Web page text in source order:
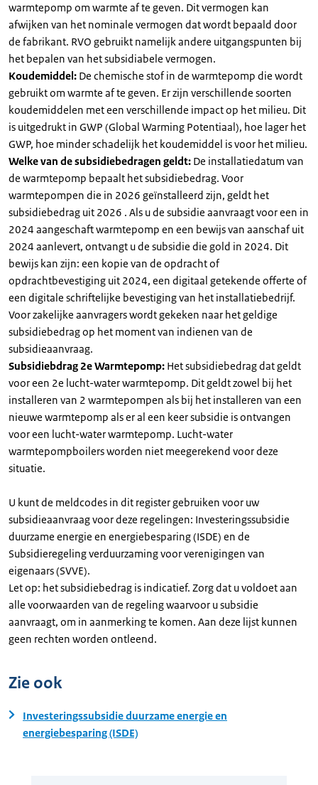
warmtepomp om warmte af te geven. Dit vermogen kan
afwijken van het nominale vermogen dat wordt bepaald door
de fabrikant. RVO gebruikt namelijk andere uitgangspunten bij
het bepalen van het subsidiabele vermogen.
Koudemiddel: De chemische stof in de warmtepomp die wordt
gebruikt om warmte af te geven. Er zijn verschillende soorten
koudemiddelen met een verschillende impact op het milieu. Dit
is uitgedrukt in GWP (Global Warming Potentiaal), hoe lager het
GWP, hoe minder schadelijk het koudemiddel is voor het milieu.
Welke van de subsidiebedragen geldt: De installatiedatum van
de warmtepomp bepaalt het subsidiebedrag. Voor
warmtepompen die in 2026 geïnstalleerd zijn, geldt het
subsidiebedrag uit 2026 . Als u de subsidie aanvraagt voor een in
2024 aangeschaft warmtepomp en een bewijs van aanschaf uit
2024 aanlevert, ontvangt u de subsidie die gold in 2024. Dit
bewijs kan zijn: een kopie van de opdracht of
opdrachtbevestiging uit 2024, een digitaal getekende offerte of
een digitale schriftelijke bevestiging van het installatiebedrijf.
Voor zakelijke aanvragers wordt gekeken naar het geldige
subsidiebedrag op het moment van indienen van de
subsidieaanvraag.
Subsidiebdrag 2e Warmtepomp: Het subsidiebedrag dat geldt
voor een 2e lucht-water warmtepomp. Dit geldt zowel bij het
installeren van 2 warmtepompen als bij het installeren van een
nieuwe warmtepomp als er al een keer subsidie is ontvangen
voor een lucht-water warmtepomp. Lucht-water
warmtepompboilers worden niet meegerekend voor deze
situatie.
U kunt de meldcodes in dit register gebruiken voor uw
subsidieaanvraag voor deze regelingen: Investeringssubsidie
duurzame energie en energiebesparing (ISDE) en de
Subsidieregeling verduurzaming voor verenigingen van
eigenaars (SVVE).
Let op: het subsidiebedrag is indicatief. Zorg dat u voldoet aan
alle voorwaarden van de regeling waarvoor u subsidie
aanvraagt, om in aanmerking te komen. Aan deze lijst kunnen
geen rechten worden ontleend.
Zie ook
Investeringssubsidie duurzame energie en
energiebesparing (ISDE)